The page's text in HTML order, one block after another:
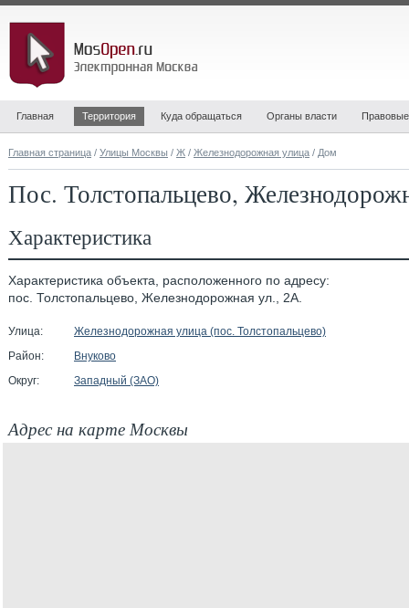
Главная Территория Куда обращаться Органы власти
Главная страница / Улицы Москвы / Ж / Железнодорожная улица / Дом
Пос. Толстопальцево,
Характеристика
Характеристика объекта, расположенного по адресу:
пос. Толстопальцево, Железнодорожная ул., 2А.
Улица:
Железнодорожная улица (пос. Толстопальцево)
Район:
Внуково
Округ:
Западный (ЗАО)
Адрес на карте Москвы